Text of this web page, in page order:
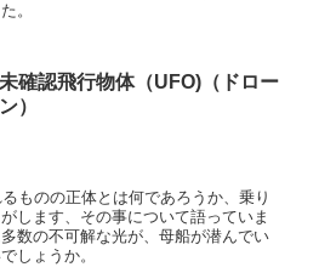
。
未確認飛行物体（UFO)（ドロー
ン）
ものの正体とは何であろうか、乗り
します、その事について語っていま
数の不可解な光が、母船が潜んでい
しょうか。